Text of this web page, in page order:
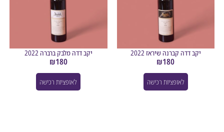
דדה קברנה שיראז 2022
לאופציות רכישה
יקב דדה מלבק ברברה 2022
לאופציות רכישה